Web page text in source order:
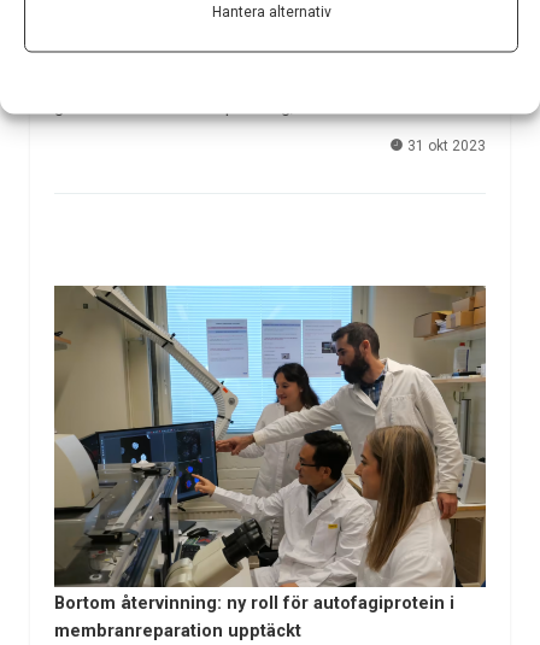
Hantera alternativ
utvecklingen av den aggressiva hjärntumören
glioblastom. Efter att ha identifierat de faktorer som
31 okt 2023
Bortom återvinning: ny roll för autofagiprotein i
membranreparation upptäckt